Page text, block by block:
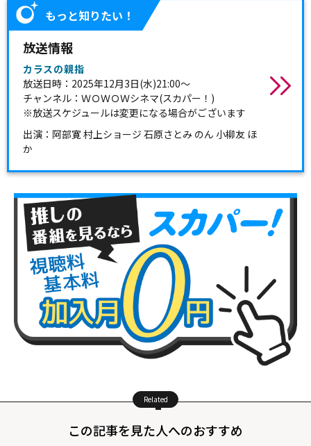
もっと知りたい！
放送情報
カラスの親指
放送日時：2025年12月3日(水)21:00～
チャンネル：ＷＯＷＯＷシネマ(スカパー！)
※放送スケジュールは変更になる場合がございます
出演：阿部寛 村上ショージ 石原さとみ のん 小柳友 ほ
か
Related
この記事を見た人へのおすすめ